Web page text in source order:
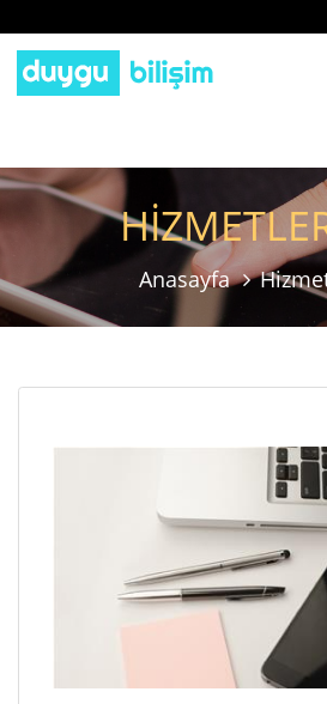
Anasayfa